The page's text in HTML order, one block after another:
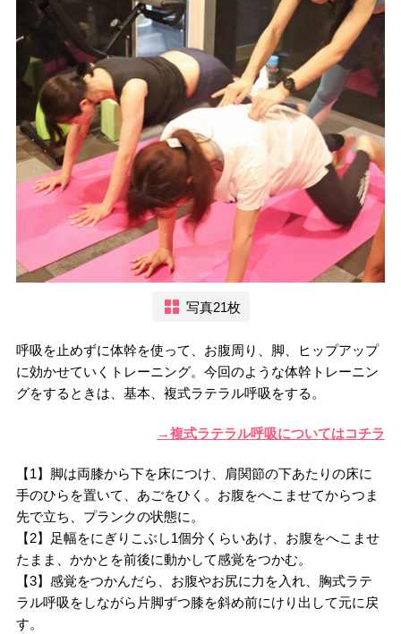
写真21枚
呼吸を止めずに体幹を使って、お腹周り、脚、ヒップアップ
に効かせていくトレーニング。今回のような体幹トレーニン
グをするときは、基本、複式ラテラル呼吸をする。
→複式ラテラル呼吸についてはコチラ
【1】脚は両膝から下を床につけ、肩関節の下あたりの床に
手のひらを置いて、あごをひく。お腹をへこませてからつま
先で立ち、プランクの状態に。
【2】足幅をにぎりこぶし1個分くらいあけ、お腹をへこませ
たまま、かかとを前後に動かして感覚をつかむ。
【3】感覚をつかんだら、お腹やお尻に力を入れ、胸式ラテ
ラル呼吸をしながら片脚ずつ膝を斜め前にけり出して元に戻
す。